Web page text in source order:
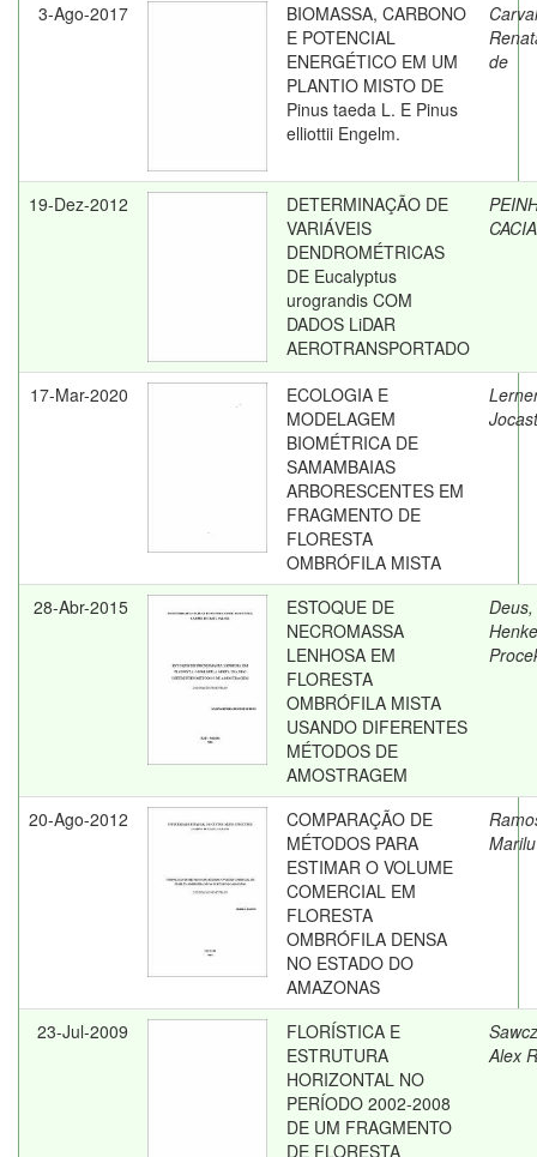
3-Ago-2017
BIOMASSA, CARBONO
E POTENCIAL
ENERGÉTICO EM UM
PLANTIO MISTO DE
Pinus taeda L. E Pinus
elliottii Engelm.
de
19-Dez-2012
DETERMINAÇÃO DE
VARIÁVEIS
DENDROMÉTRICAS
DE Eucalyptus
urograndis COM
DADOS LiDAR
AEROTRANSPORTADO
17-Mar-2020
ECOLOGIA E
MODELAGEM
BIOMÉTRICA DE
SAMAMBAIAS
ARBORESCENTES EM
FRAGMENTO DE
FLORESTA
OMBRÓFILA MISTA
28-Abr-2015
ESTOQUE DE
NECROMASSA
LENHOSA EM
FLORESTA
OMBRÓFILA MISTA
USANDO DIFERENTES
MÉTODOS DE
AMOSTRAGEM
20-Ago-2012
COMPARAÇÃO DE
MÉTODOS PARA
ESTIMAR O VOLUME
COMERCIAL EM
FLORESTA
OMBRÓFILA DENSA
NO ESTADO DO
AMAZONAS
Marilu
23-Jul-2009
FLORÍSTICA E
ESTRUTURA
HORIZONTAL NO
PERÍODO 2002-2008
DE UM FRAGMENTO
DE FLORESTA
Alex